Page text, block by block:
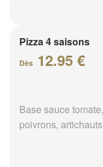
Pizza 4 saisons
Dès 12.95 €
Base sauce
poivrons,